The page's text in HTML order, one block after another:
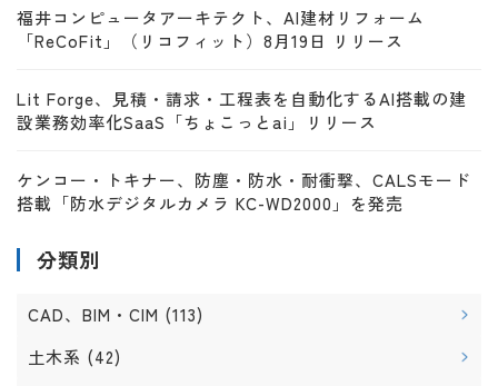
福井コンピュータアーキテクト、AI建材リフォーム
「ReCoFit」（リコフィット）8月19日 リリース
Lit Forge、見積・請求・工程表を自動化するAI搭載の建
設業務効率化SaaS「ちょこっとai」リリース
ケンコー・トキナー、防塵・防水・耐衝撃、CALSモード
搭載「防水デジタルカメラ KC-WD2000」を発売
分類別
CAD、BIM・CIM (113)
土木系 (42)